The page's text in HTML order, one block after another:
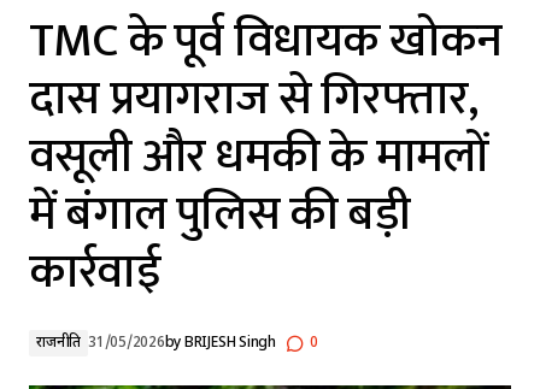
TMC के पूर्व विधायक खोकन
दास प्रयागराज से गिरफ्तार,
वसूली और धमकी के मामलों
में बंगाल पुलिस की बड़ी
कार्रवाई
राजनीति 31/05/2026byBRIJESH Singh 0